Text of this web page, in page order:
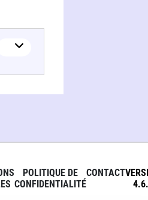
POLITIQUE DE
CONFIDENTIALITÉ
CONTACT